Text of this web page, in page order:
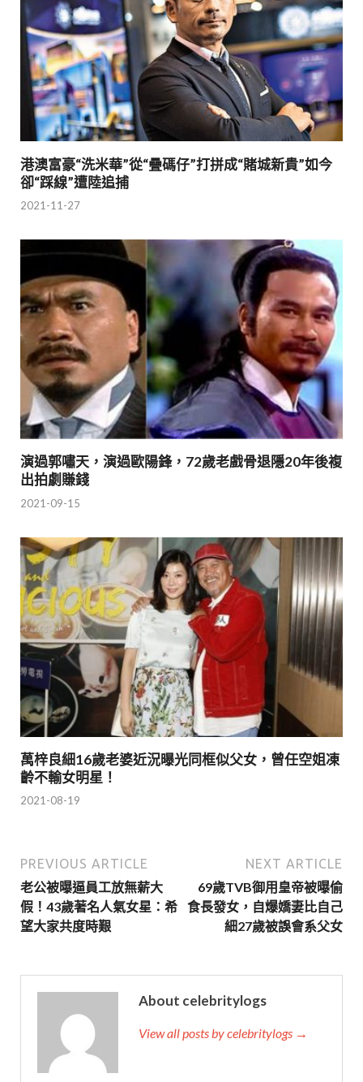
港澳富豪“洗米華”從“疊碼仔”打拼成“賭城新貴”如今
卻“踩線”遭陸追捕
2021-11-27
演過郭嘯天，演過歐陽鋒，72歲老戲骨退隱20年後複
出拍劇賺錢
2021-09-15
萬梓良細16歲老婆近況曝光同框似父女，曾任空姐凍
齡不輸女明星！
2021-08-19
PREVIOUS ARTICLE
老公被曝逼員工放無薪大
假！43歲著名人氣女星：希
望大家共度時艱
NEXT ARTICLE
69歲TVB御用皇帝被曝偷
食長發女，自爆嬌妻比自己
細27歲被誤會系父女
About celebritylogs
View all posts by celebritylogs →